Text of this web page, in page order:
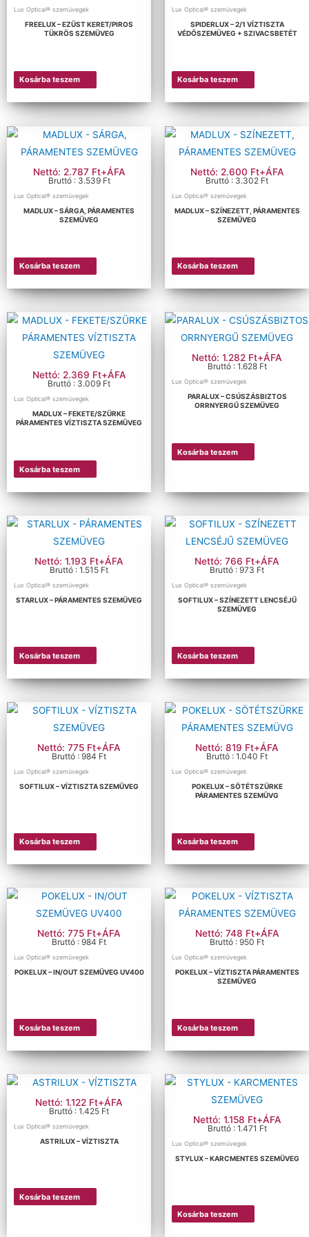
Lux Optical® szemüvegek
FREELUX – EZÜST KERET/PIROS
TÜKRÖS SZEMÜVEG
Kosárba teszem
Lux Optical® szemüvegek
SPIDERLUX – 2/1 VÍZTISZTA
VÉDŐSZEMÜVEG + SZIVACSBETÉT
Kosárba teszem
Nettó: 2.787 Ft+ÁFA
Bruttó : 3.539 Ft
Lux Optical® szemüvegek
MADLUX – SÁRGA, PÁRAMENTES
SZEMÜVEG
Kosárba teszem
Nettó: 2.600 Ft+ÁFA
Bruttó : 3.302 Ft
Lux Optical® szemüvegek
MADLUX – SZÍNEZETT, PÁRAMENTES
SZEMÜVEG
Kosárba teszem
Nettó: 2.369 Ft+ÁFA
Bruttó : 3.009 Ft
Lux Optical® szemüvegek
MADLUX – FEKETE/SZÜRKE
PÁRAMENTES VÍZTISZTA SZEMÜVEG
Kosárba teszem
Nettó: 1.282 Ft+ÁFA
Bruttó : 1.628 Ft
Lux Optical® szemüvegek
PARALUX – CSÚSZÁSBIZTOS
ORRNYERGŰ SZEMÜVEG
Kosárba teszem
Nettó: 1.193 Ft+ÁFA
Bruttó : 1.515 Ft
Lux Optical® szemüvegek
STARLUX – PÁRAMENTES SZEMÜVEG
Kosárba teszem
Nettó: 766 Ft+ÁFA
Bruttó : 973 Ft
Lux Optical® szemüvegek
SOFTILUX – SZÍNEZETT LENCSÉJŰ
SZEMÜVEG
Kosárba teszem
Nettó: 775 Ft+ÁFA
Bruttó : 984 Ft
Lux Optical® szemüvegek
SOFTILUX – VÍZTISZTA SZEMÜVEG
Kosárba teszem
Nettó: 819 Ft+ÁFA
Bruttó : 1.040 Ft
Lux Optical® szemüvegek
POKELUX – SÖTÉTSZÜRKE
PÁRAMENTES SZEMÜVG
Kosárba teszem
Nettó: 775 Ft+ÁFA
Bruttó : 984 Ft
Lux Optical® szemüvegek
POKELUX – IN/OUT SZEMÜVEG UV400
Kosárba teszem
Nettó: 748 Ft+ÁFA
Bruttó : 950 Ft
Lux Optical® szemüvegek
POKELUX – VÍZTISZTA PÁRAMENTES
SZEMÜVEG
Kosárba teszem
Nettó: 1.122 Ft+ÁFA
Bruttó : 1.425 Ft
Lux Optical® szemüvegek
ASTRILUX – VÍZTISZTA
Kosárba teszem
Nettó: 1.158 Ft+ÁFA
Bruttó : 1.471 Ft
Lux Optical® szemüvegek
STYLUX – KARCMENTES SZEMÜVEG
Kosárba teszem